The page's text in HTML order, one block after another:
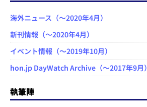
海外ニュース（～2020年4月）
新刊情報（～2020年4月）
イベント情報（～2019年10月）
hon.jp DayWatch Archive（～2017年9月）
執筆陣